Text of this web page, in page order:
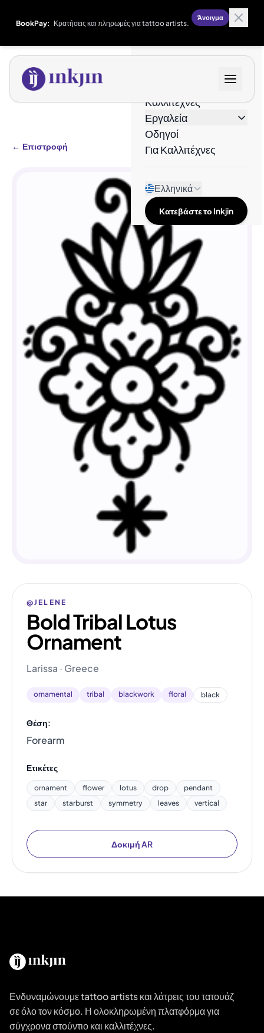
BookPay: Κρατήσεις και πληρωμές για tattoo artists.
Άνοιγμα
Καλλιτέχνες
Εργαλεία
Οδηγοί
Για Καλλιτέχνες
Ελληνικά
Κατεβάστε το Inkjin
← Επιστροφή
@JELENE
Bold Tribal Lotus
Ornament
Larissa · Greece
ornamental tribal blackwork floral black
Θέση:
Forearm
Ετικέτες
ornament flower lotus drop
pendant
star
starburst symmetry leaves vertical
Δοκιμή AR
Ενδυναμώνουμε tattoo artists και λάτρεις του τατουάζ
σε όλο τον κόσμο. Η ολοκληρωμένη πλατφόρμα για
σύγχρονα στούντιο και καλλιτέχνες.